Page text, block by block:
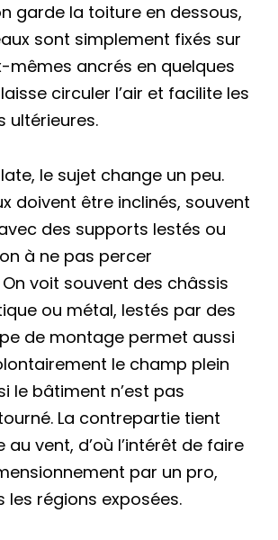
garde la toiture en dessous,
sont simplement fixés sur
mêmes ancrés en quelques
circuler l’air et facilite les
ultérieures.
le sujet change un peu.
doivent être inclinés, souvent
des supports lestés ou
à ne pas percer
On voit souvent des châssis
ou métal, lestés par des
de montage permet aussi
le champ plein
le bâtiment n’est pas
La contrepartie tient
au vent, d’où l’intérêt de faire
par un pro,
les régions exposées.